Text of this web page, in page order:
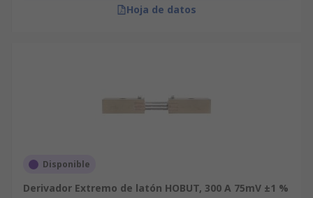
Hoja de datos
Disponible
Derivador Extremo de latón HOBUT, 300 A 75mV ±1 %